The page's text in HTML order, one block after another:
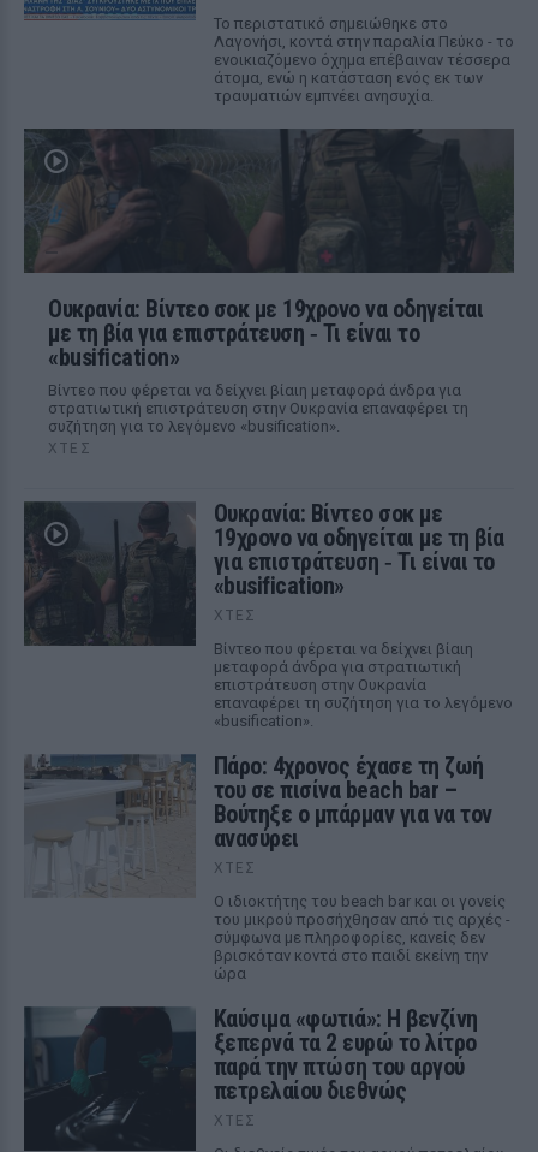
Το περιστατικό σημειώθηκε στο
Λαγονήσι, κοντά στην παραλία Πεύκο - το
ενοικιαζόμενο όχημα επέβαιναν τέσσερα
άτομα, ενώ η κατάσταση ενός εκ των
τραυματιών εμπνέει ανησυχία.
Ουκρανία: Βίντεο σοκ με 19χρονο να οδηγείται
με τη βία για επιστράτευση ‑ Τι είναι το
«busification»
Βίντεο που φέρεται να δείχνει βίαιη μεταφορά άνδρα για
στρατιωτική επιστράτευση στην Ουκρανία επαναφέρει τη
συζήτηση για το λεγόμενο «busification».
ΧΤΕΣ
Ουκρανία: Βίντεο σοκ με
19χρονο να οδηγείται με τη βία
για επιστράτευση ‑ Τι είναι το
«busification»
ΧΤΕΣ
Βίντεο που φέρεται να δείχνει βίαιη
μεταφορά άνδρα για στρατιωτική
επιστράτευση στην Ουκρανία
επαναφέρει τη συζήτηση για το λεγόμενο
«busification».
Πάρο: 4χρονος έχασε τη ζωή
του σε πισίνα beach bar –
Βούτηξε ο μπάρμαν για να τον
ανασύρει
ΧΤΕΣ
Ο ιδιοκτήτης του beach bar και οι γονείς
του μικρού προσήχθησαν από τις αρχές -
σύμφωνα με πληροφορίες, κανείς δεν
βρισκόταν κοντά στο παιδί εκείνη την
ώρα
Καύσιμα «φωτιά»: Η βενζίνη
ξεπερνά τα 2 ευρώ το λίτρο
παρά την πτώση του αργού
πετρελαίου διεθνώς
ΧΤΕΣ